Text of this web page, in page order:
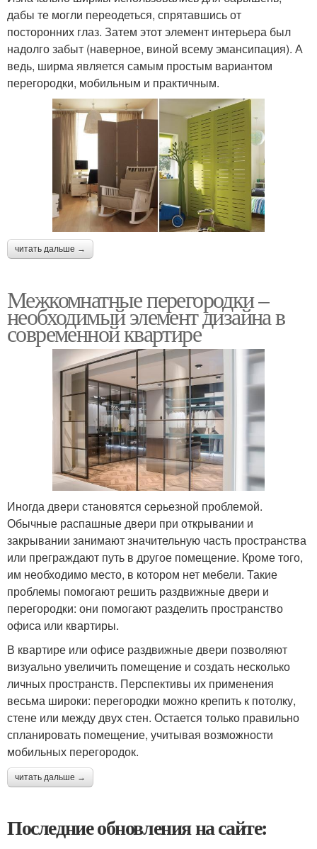
дабы те могли переодеться, спрятавшись от
посторонних глаз. Затем этот элемент интерьера был
надолго забыт (наверное, виной всему эмансипация). А
ведь, ширма является самым простым вариантом
перегородки, мобильным и практичным.
читать дальше →
Межкомнатные перегородки –
необходимый элемент дизайна в
современной квартире
Иногда двери становятся серьезной проблемой.
Обычные распашные двери при открывании и
закрывании занимают значительную часть пространства
или преграждают путь в другое помещение. Кроме того,
им необходимо место, в котором нет мебели. Такие
проблемы помогают решить раздвижные двери и
перегородки: они помогают разделить пространство
офиса или квартиры.
В квартире или офисе раздвижные двери позволяют
визуально увеличить помещение и создать несколько
личных пространств. Перспективы их применения
весьма широки: перегородки можно крепить к потолку,
стене или между двух стен. Остается только правильно
спланировать помещение, учитывая возможности
мобильных перегородок.
читать дальше →
Последние обновления на сайте: